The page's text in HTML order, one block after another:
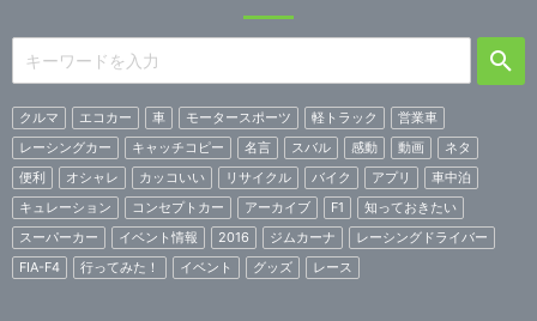
クルマ エコカー 車 モータースポーツ 軽トラック
営業車
レーシングカー
キャッチコピー 名言 スバル 感動 動画
ネタ
便利
オシャレ カッコいい リサイクル バイク アプリ
車中泊
キュレーション
コンセプトカー アーカイブ F1
知っておきたい
スーパーカー
イベント情報 2016 ジムカーナ
レーシングドライバー
FIA-F4
行ってみた！ イベント グッズ レース